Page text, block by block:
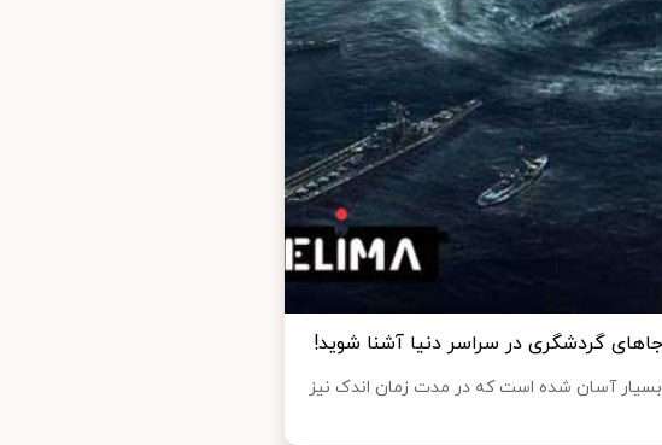
گردشگری در سراسر دنیا آشنا شوید!
بسیار آسان شده است که در مدت زمان اندک نیز